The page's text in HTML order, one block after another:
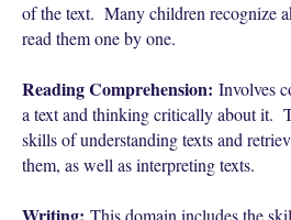
of the text. Many children recognize
read them one by one.
Reading Comprehension: Involves
a text and thinking critically about it.
skills of understanding texts and
them, as well as interpreting texts.
This domain includes the